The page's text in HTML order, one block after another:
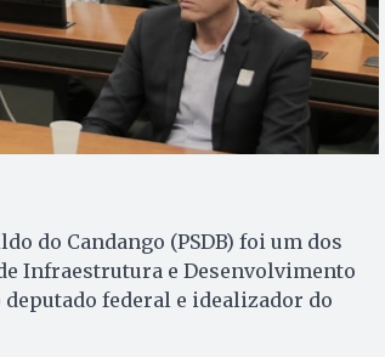
do Candango (PSDB) foi um dos
Infraestrutura e Desenvolvimento
deputado federal e idealizador do